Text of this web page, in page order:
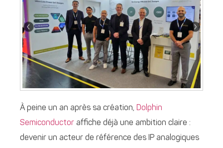
À peine un an après sa création, Dolphin
Semiconductor affiche déjà une ambition claire :
devenir un acteur de référence des IP analogiques